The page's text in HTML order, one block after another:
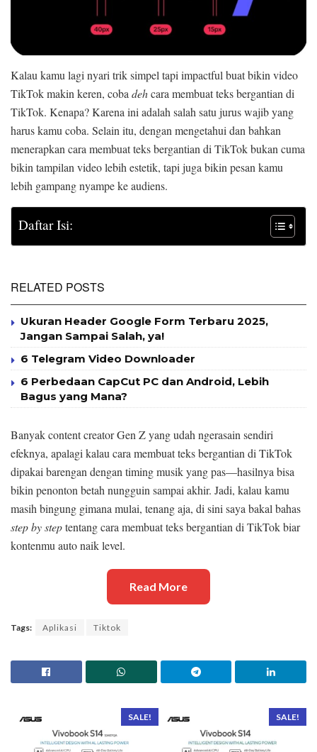
Kalau kamu lagi nyari trik simpel tapi impactful buat bikin video
TikTok makin keren, cobadehcara membuat teks bergantian di
TikTok. Kenapa? Karena ini adalah salah satu jurus wajib yang
harus kamu coba. Selain itu, dengan mengetahui dan bahkan
menerapkan cara membuat teks bergantian di TikTok bukan cuma
bikin tampilan video lebih estetik, tapi juga bikin pesan kamu
lebih gampang nyampe ke audiens.
Daftar Isi:
RELATED POSTS
Ukuran Header Google Form Terbaru 2025,
Jangan Sampai Salah, ya!
6 Telegram Video Downloader
6 Perbedaan CapCut PC dan Android, Lebih
Bagus yang Mana?
Banyak content creator Gen Z yang udah ngerasain sendiri
efeknya, apalagi kalau cara membuat teks bergantian di TikTok
dipakai barengan dengan timing musik yang pas—hasilnya bisa
bikin penonton betah nungguin sampai akhir. Jadi, kalau kamu
masih bingung gimana mulai, tenang aja, di sini saya bakal bahas
step by steptentang cara membuat teks bergantian di TikTok biar
kontenmu auto naik level.
Read More
Tags: Aplikasi Tiktok
SALE! SALE!